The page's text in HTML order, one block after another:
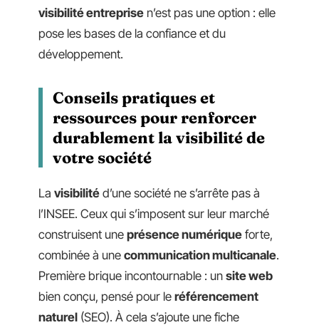
visibilité entreprise n’est pas une option : elle
pose les bases de la confiance et du
développement.
Conseils pratiques et
ressources pour renforcer
durablement la visibilité de
votre société
La visibilité d’une société ne s’arrête pas à
l’INSEE. Ceux qui s’imposent sur leur marché
construisent une présence numérique forte,
combinée à une communication multicanale.
Première brique incontournable : un site web
bien conçu, pensé pour le référencement
naturel (SEO). À cela s’ajoute une fiche